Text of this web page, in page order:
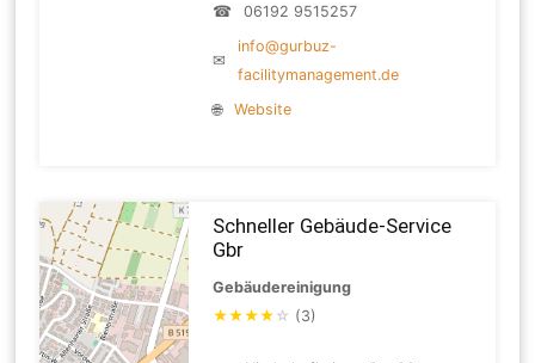
☎
06192 9515257
✉
info@gurbuz-
facilitymanagement.de
🌐
Website
Schneller Gebäude-Service
Gbr
Gebäudereinigung
★★★★ ☆ (3)